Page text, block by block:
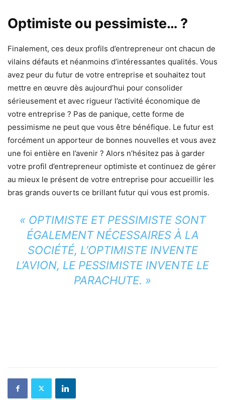
Optimiste ou pessimiste… ?
Finalement, ces deux profils d’entrepreneur ont chacun de
vilains défauts et néanmoins d’intéressantes qualités. Vous
avez peur du futur de votre entreprise et souhaitez tout
mettre en œuvre dès aujourd’hui pour consolider
sérieusement et avec rigueur l’activité économique de
votre entreprise ? Pas de panique, cette forme de
pessimisme ne peut que vous être bénéfique. Le futur est
forcément un apporteur de bonnes nouvelles et vous avez
une foi entière en l’avenir ? Alors n’hésitez pas à garder
votre profil d’entrepreneur optimiste et continuez de gérer
au mieux le présent de votre entreprise pour accueillir les
bras grands ouverts ce brillant futur qui vous est promis.
« OPTIMISTE ET PESSIMISTE SONT
ÉGALEMENT NÉCESSAIRES À LA
SOCIÉTÉ, L’OPTIMISTE INVENTE
L’AVION, LE PESSIMISTE INVENTE LE
PARACHUTE. »